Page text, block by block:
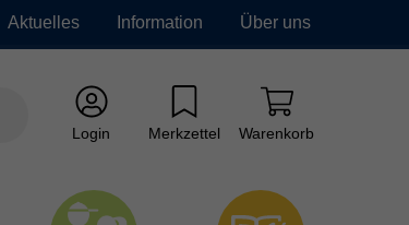
Aktuelles Information Über uns
Login Merkzettel Warenkorb